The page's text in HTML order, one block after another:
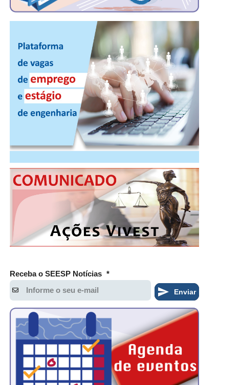
Receba o SEESP Notícias *
Enviar